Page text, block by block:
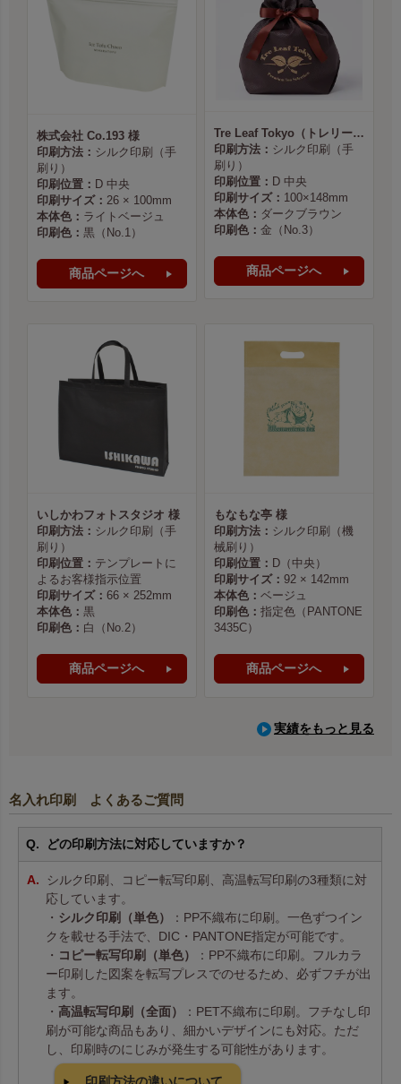
株式会社 Co.193 様
印刷方法： シルク印刷（手
刷り）
印刷位置： D 中央
印刷サイズ： 26 × 100mm
本体色： ライトベージュ
印刷色： 黒（No.1）
商品ページへ
Tre Leaf Tokyo（トレリーフ東京） 様
印刷方法： シルク印刷（手
刷り）
印刷位置： D 中央
印刷サイズ： 100×148mm
本体色： ダークブラウン
印刷色： 金（No.3）
商品ページへ
いしかわフォトスタジオ 様
印刷方法： シルク印刷（手
刷り）
印刷位置： テンプレートに
よるお客様指示位置
印刷サイズ： 66 × 252mm
本体色： 黒
印刷色： 白（No.2）
商品ページへ
もなもな亭 様
印刷方法： シルク印刷（機
械刷り）
印刷位置： D（中央）
印刷サイズ： 92 × 142mm
本体色： ベージュ
印刷色： 指定色（PANTONE
3435C）
商品ページへ
実績をもっと見る
名入れ印刷 よくあるご質問
どの印刷方法に対応していますか？
シルク印刷、コピー転写印刷、高温転写印刷の3種類に対
応しています。
・ シルク印刷（単色）
：PP不織布に印刷。一色ずつイン
クを載せる手法で、DIC・PANTONE指定が可能です。
・ コピー転写印刷（単色）
：PP不織布に印刷。フルカラ
ー印刷した図案を転写プレスでのせるため、必ずフチが出
ます。
・ 高温転写印刷（全面）
：PET不織布に印刷。フチなし印
刷が可能な商品もあり、細かいデザインにも対応。ただ
し、印刷時のにじみが発生する可能性があります。
印刷方法の違いについて